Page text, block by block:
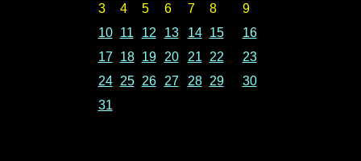
3
4 5 6 7 8
9
10
11 12 13 14 15
16
17
18 19 20 21 22
23
24
25 26 27 28 29
30
31